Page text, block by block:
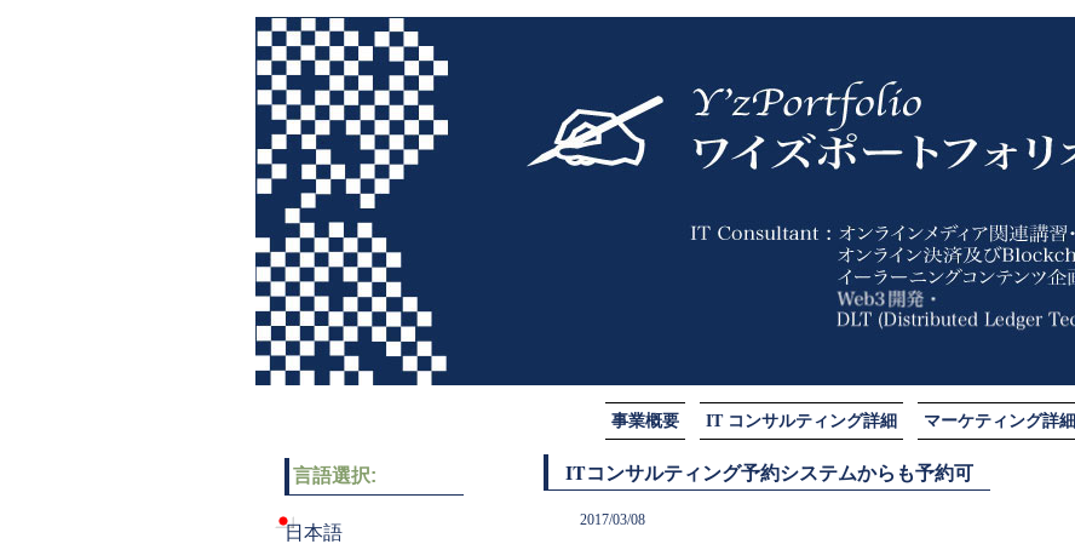
事業概要 IT コンサルティング詳細 マーケティング詳細
ITコンサルティング予約システムからも予約可
2017/03/08
言語選択:
日本語